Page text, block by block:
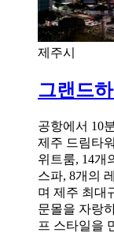
제주시
그랜드
공항에서 10
제주 드림타
위트룸, 14개
스파, 8개의
며 제주 최대
문몰을 자랑
프 스타일을